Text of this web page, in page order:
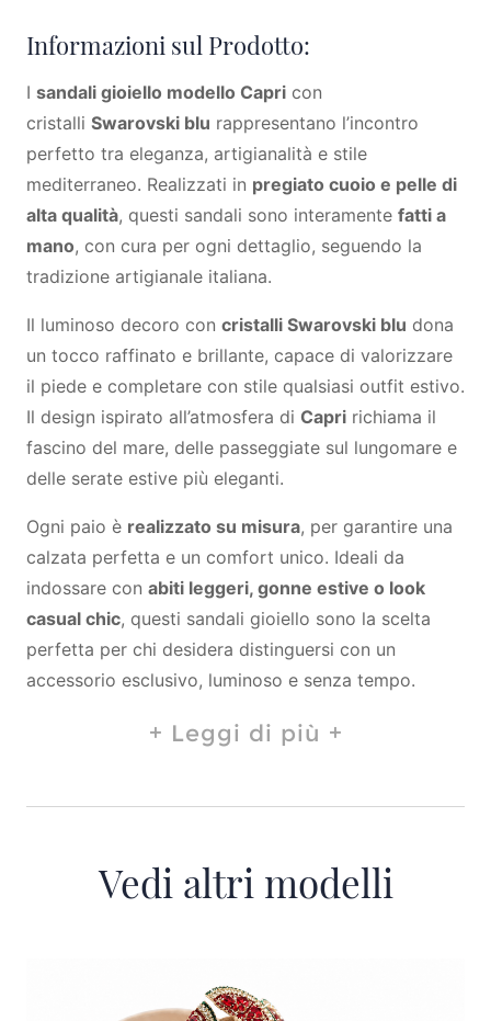
Informazioni sul Prodotto:
I sandali gioiello modello Capri con
cristalli Swarovski blu rappresentano l’incontro
perfetto tra eleganza, artigianalità e stile
mediterraneo. Realizzati in pregiato cuoio e pelle di
alta qualità, questi sandali sono interamente fatti a
mano, con cura per ogni dettaglio, seguendo la
tradizione artigianale italiana.
Il luminoso decoro con cristalli Swarovski blu dona
un tocco raffinato e brillante, capace di valorizzare
il piede e completare con stile qualsiasi outfit estivo.
Il design ispirato all’atmosfera di Capri richiama il
fascino del mare, delle passeggiate sul lungomare e
delle serate estive più eleganti.
Ogni paio è realizzato su misura, per garantire una
calzata perfetta e un comfort unico. Ideali da
indossare con abiti leggeri, gonne estive o look
casual chic, questi sandali gioiello sono la scelta
perfetta per chi desidera distinguersi con un
accessorio esclusivo, luminoso e senza tempo.
Leggi di più
Vedi altri modelli